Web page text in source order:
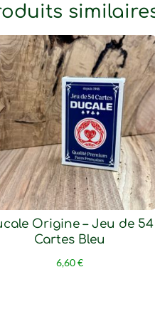
Origine – Jeu de 54
Cartes Bleu
6,60€